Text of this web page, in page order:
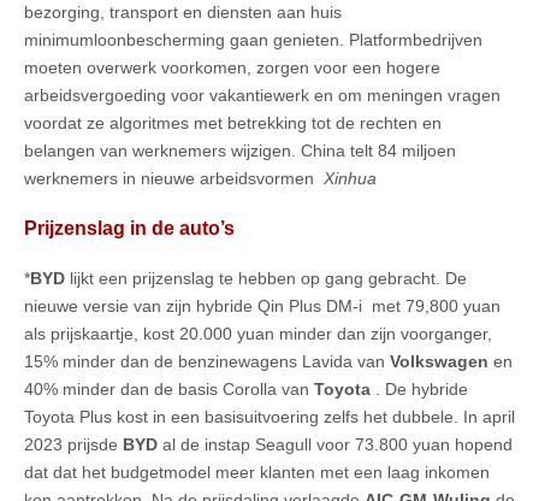
bezorging, transport en diensten aan huis
minimumloonbescherming gaan genieten. Platformbedrijven
moeten overwerk voorkomen, zorgen voor een hogere
arbeidsvergoeding voor vakantiewerk en om meningen vragen
voordat ze algoritmes met betrekking tot de rechten en
belangen van werknemers wijzigen. China telt 84 miljoen
werknemers in nieuwe arbeidsvormen Xinhua
Prijzenslag in de auto’s
*BYD lijkt een prijzenslag te hebben op gang gebracht. De
nieuwe versie van zijn hybride Qin Plus DM-i met 79,800 yuan
als prijskaartje, kost 20.000 yuan minder dan zijn voorganger,
15% minder dan de benzinewagens Lavida van Volkswagen en
40% minder dan de basis Corolla van Toyota
. De hybride
Toyota Plus kost in een basisuitvoering zelfs het dubbele. In april
2023 prijsde BYD al de instap Seagull voor 73.800 yuan hopend
dat dat het budgetmodel meer klanten met een laag inkomen